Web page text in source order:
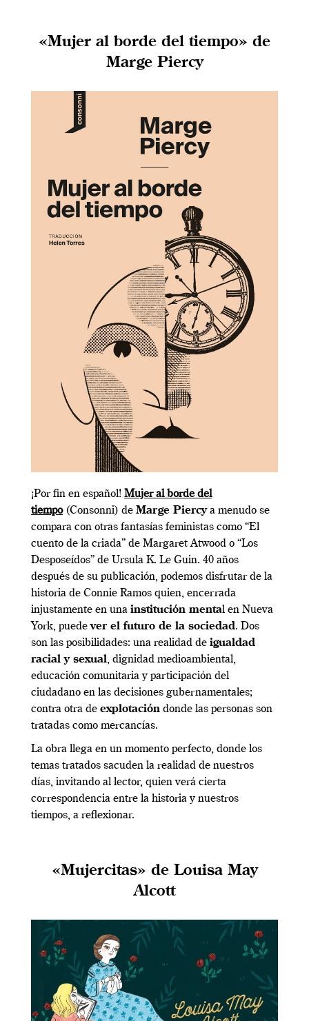
«Mujer al borde del tiempo» de
Marge Piercy
¡Por fin en español! Mujer al borde del
tiempo(Consonni) de Marge Piercya menudo se
compara con otras fantasías feministas como “El
cuento de la criada” de Margaret Atwood o “Los
Desposeídos” de Ursula K. Le Guin. 40 años
después de su publicación, podemos disfrutar de la
historia de Connie Ramos quien, encerrada
injustamente en una institución mental en Nueva
York, puedever el futuro de la sociedad. Dos
son las posibilidades: una realidad de igualdad
racial y sexual, dignidad medioambiental,
educación comunitaria y participación del
ciudadano en las decisiones gubernamentales;
contra otra de explotación donde las personas son
tratadas como mercancías.
La obra llega en un momento perfecto, donde los
temas tratados sacuden la realidad de nuestros
días, invitando al lector, quien verá cierta
correspondencia entre la historia y nuestros
tiempos, a reflexionar.
«Mujercitas» de Louisa May
Alcott